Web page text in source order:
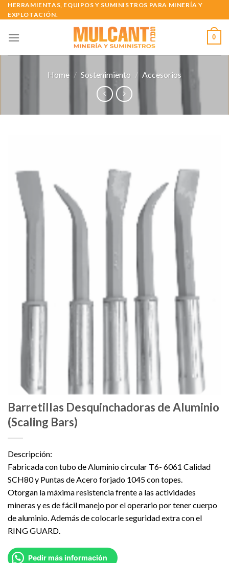
Skip
to
HERRAMIENTAS, EQUIPOS Y SUMINISTROS PARA MINERÍA Y
EXPLOTACIÓN.
0
Home / Sostenimiento / Accesorios
Barretillas Desquinchadoras de Aluminio
(Scaling Bars)
Descripción:
Fabricada con tubo de Aluminio circular T6- 6061 Calidad
SCH80 y Puntas de Acero forjado 1045 con topes.
Otorgan la máxima resistencia frente a las actividades
mineras y es de fácil manejo por el operario por tener cuerpo
de aluminio. Además de colocarle seguridad extra con el
RING GUARD.
Pedir más información